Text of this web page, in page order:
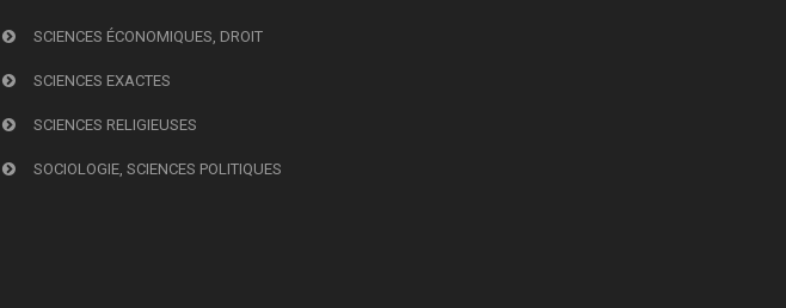
SCIENCES ÉCONOMIQUES, DROIT
SCIENCES EXACTES
SCIENCES RELIGIEUSES
SOCIOLOGIE, SCIENCES POLITIQUES